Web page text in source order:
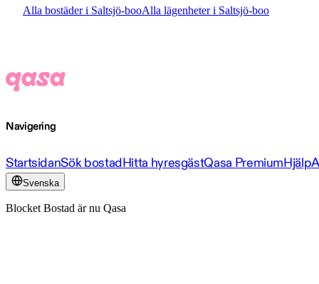
Alla bostäder i Saltsjö-booAlla lägenheter i Saltsjö-boo
Navigering
StartsidanSök bostadHitta hyresgästQasa PremiumHjälp
Svenska
Blocket Bostad är nu Qasa